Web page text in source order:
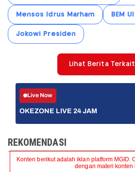
Mensos Idrus Marham BEM UI
Jokowi Presiden
Lihat Berita Terkait
Live Now
OKEZONE LIVE 24 JAM